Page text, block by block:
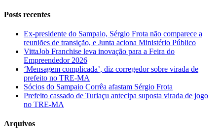
Posts recentes
Ex-presidente do Sampaio, Sérgio Frota não comparece a
reuniões de transição, e Junta aciona Ministério Público
VittaJob Franchise leva inovação para a Feira do
Empreendedor 2026
‘Mensagem complicada’, diz corregedor sobre virada de
prefeito no TRE-MA
Sócios do Sampaio Corrêa afastam Sérgio Frota
Prefeito cassado de Turiaçu antecipa suposta virada de jogo
no TRE-MA
Arquivos